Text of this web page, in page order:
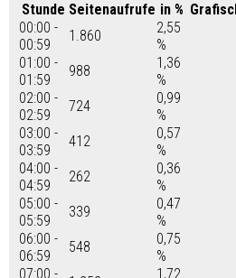
Stunde Seitenaufrufe in %
00:00 -
00:59
1.860
2,55
%
01:00 -
01:59
988
1,36
%
02:00 -
02:59
724
0,99
%
03:00 -
03:59
412
0,57
%
04:00 -
04:59
262
0,36
%
05:00 -
05:59
339
0,47
%
06:00 -
06:59
548
0,75
%
07:00 -
1,72